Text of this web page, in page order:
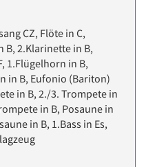
CZ, Flöte in C,
B, 2.Klarinette in B,
1.Flügelhorn in B,
in B, Eufonio (Bariton)
in B, 2./3. Trompete in
in B, Posaune in
in B, 1.Bass in Es,